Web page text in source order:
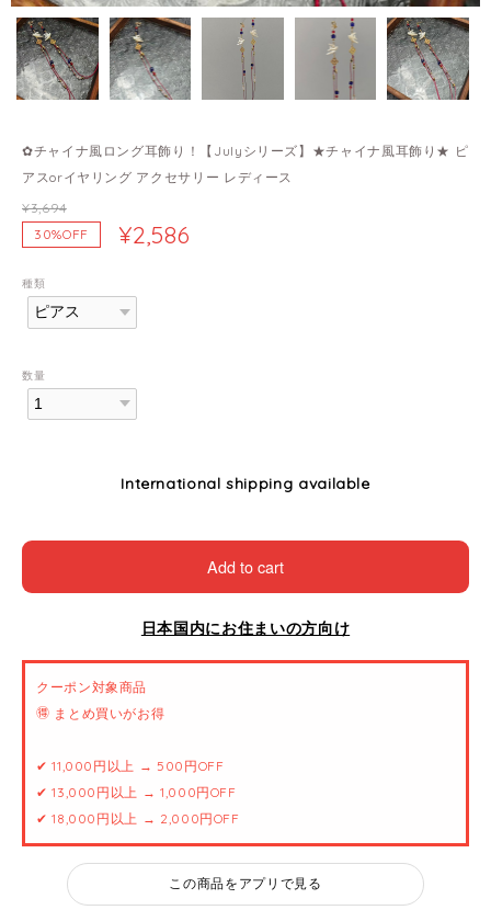
✿チャイナ風ロング耳飾り！【Julyシリーズ】★チャイナ風耳飾り★ ピ
アスorイヤリング アクセサリー レディース
¥3,694
30%OFF
¥2,586
種類
数量
International shipping available
Add to cart
日本国内にお住まいの方向け
クーポン対象商品
🉐 まとめ買いがお得
✔ 11,000円以上 → 500円OFF
✔ 13,000円以上 → 1,000円OFF
✔ 18,000円以上 → 2,000円OFF
この商品をアプリで見る